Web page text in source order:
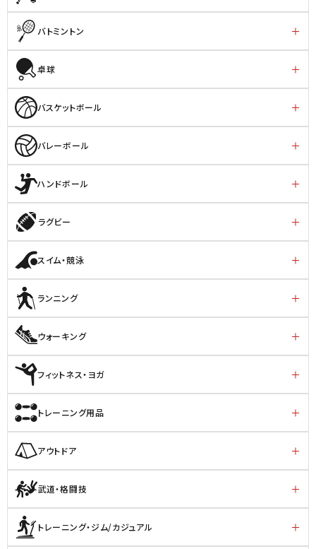
バトミントン
卓球
バスケットボール
バレーボール
ハンドボール
ラグビー
スイム・競泳
ランニング
ウォーキング
フィットネス・ヨガ
トレーニング用品
アウトドア
武道・格闘技
トレーニング・ジム/カジュアル